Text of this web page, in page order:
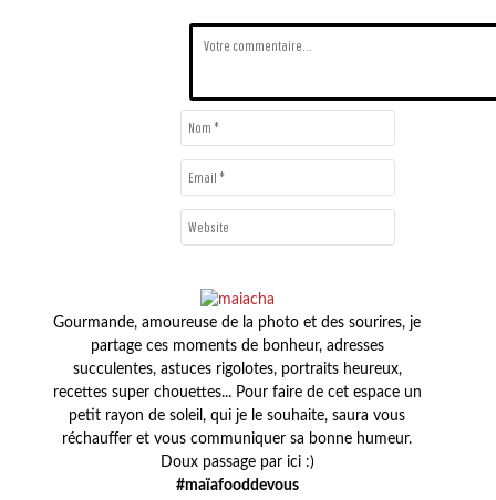
Gourmande, amoureuse de la photo et des sourires, je
partage ces moments de bonheur, adresses
succulentes, astuces rigolotes, portraits heureux,
recettes super chouettes... Pour faire de cet espace un
petit rayon de soleil, qui je le souhaite, saura vous
réchauffer et vous communiquer sa bonne humeur.
Doux passage par ici :)
#maïafooddevous